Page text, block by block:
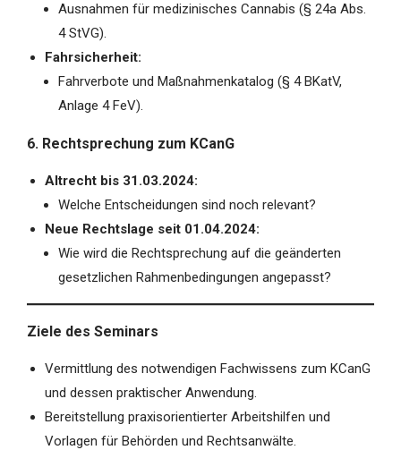
Ausnahmen für medizinisches Cannabis (§ 24a Abs.
4 StVG).
Fahrsicherheit:
Fahrverbote und Maßnahmenkatalog (§ 4 BKatV,
Anlage 4 FeV).
6. Rechtsprechung zum KCanG
Altrecht bis 31.03.2024:
Welche Entscheidungen sind noch relevant?
Neue Rechtslage seit 01.04.2024:
Wie wird die Rechtsprechung auf die geänderten
gesetzlichen Rahmenbedingungen angepasst?
Ziele des Seminars
Vermittlung des notwendigen Fachwissens zum KCanG
und dessen praktischer Anwendung.
Bereitstellung praxisorientierter Arbeitshilfen und
Vorlagen für Behörden und Rechtsanwälte.